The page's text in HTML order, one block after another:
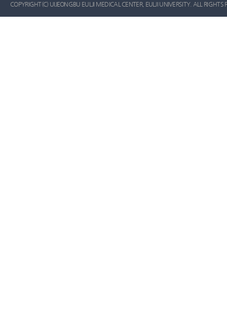
COPYRIGHT(C) UIJEONGBU EULJI MEDICAL CENTER, EULJI UNIVERSITY. ALL RIGHTS